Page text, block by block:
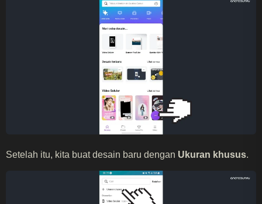
Setelah itu, kita buat desain baru dengan Ukuran khusus.